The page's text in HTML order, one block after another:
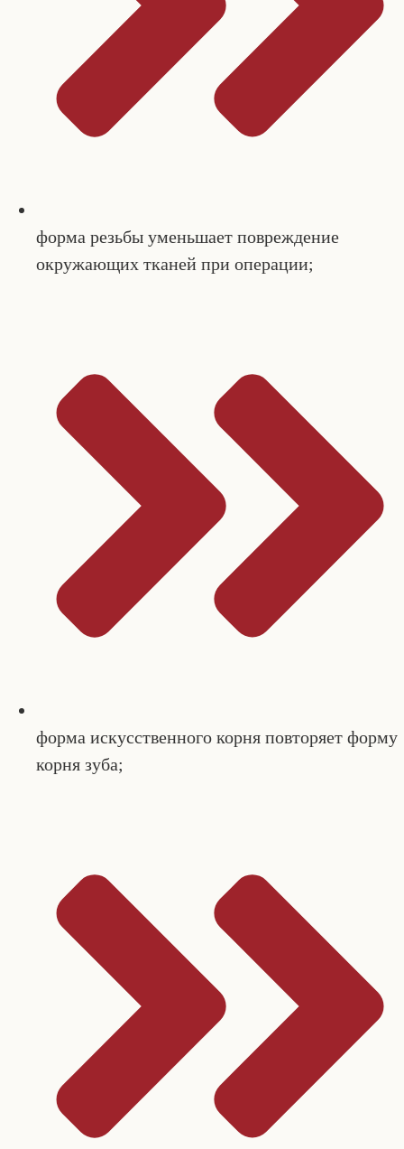
форма резьбы уменьшает повреждение
окружающих тканей при операции;
форма искусственного корня повторяет форму
корня зуба;